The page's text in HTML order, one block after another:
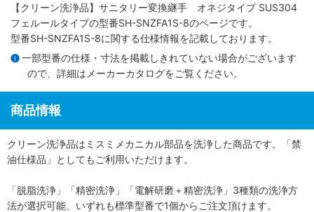
【クリーン洗浄品】サニタリー変換継手 オネジタイプ SUS304
フェルールタイプの型番SH-SNZFA1S-8のページです。
型番SH-SNZFA1S-8に関する仕様情報を記載しております。
一部型番の仕様・寸法を掲載しきれていない場合がございます
ので、詳細は メーカーカタログをご覧ください。
商品情報
クリーン洗浄品はミスミメカニカル部品を洗浄した商品です。「禁
油仕様品」としてもご利用いただけます。
「脱脂洗浄」「精密洗浄」「電解研磨＋精密洗浄」3種類の洗浄方
法が選択可能、いずれも標準型番で1個からご注文頂けます。